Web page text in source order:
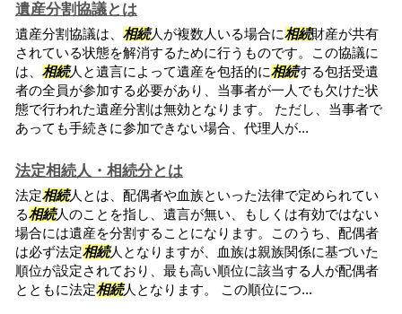
遺産分割協議とは
遺産分割協議は、 相続人が複数人いる場合に相続財産が共有
されている状態を解消するために行うものです。この協議に
は、 相続人と遺言によって遺産を包括的に相続する包括受遺
者の全員が参加する必要があり、当事者が一人でも欠けた状
態で行われた遺産分割は無効となります。 ただし、当事者で
あっても手続きに参加できない場合、代理人が...
法定相続人・相続分とは
法定相続人とは、配偶者や血族といった法律で定められてい
る相続人のことを指し、遺言が無い、もしくは有効ではない
場合には遺産を分割することになります。このうち、配偶者
は必ず法定相続人となりますが、血族は親族関係に基づいた
順位が設定されており、最も高い順位に該当する人が配偶者
とともに法定相続人となります。 この順位につ...